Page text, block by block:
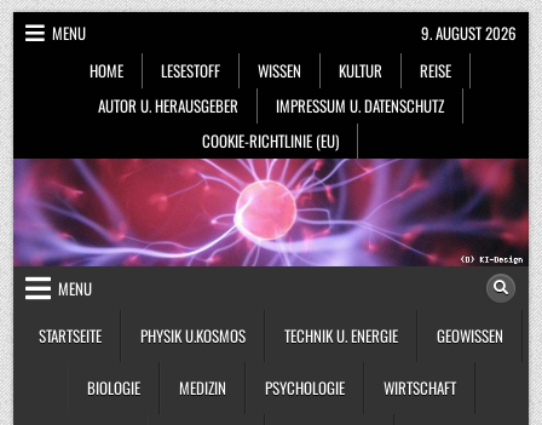
Skip
to
content
MENU
HOME
LESESTOFF WISSEN KULTUR
REISE
AUTOR U. HERAUSGEBER
IMPRESSUM U. DATENSCHUTZ
COOKIE-RICHTLINIE (EU)
9. AUGUST 2026
MENU
STARTSEITE
PHYSIK U.KOSMOS TECHNIK U. ENERGIE GEOWISSEN
BIOLOGIE MEDIZIN PSYCHOLOGIE WIRTSCHAFT